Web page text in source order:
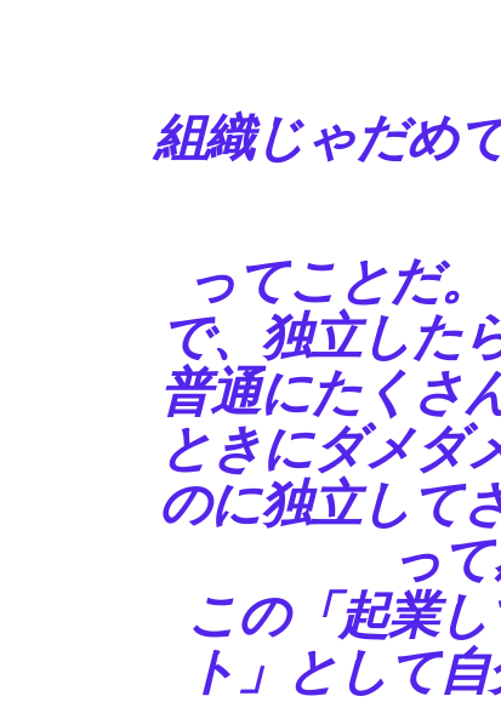
組織じゃだめ
ってことだ
で、独立した
普通にたくさ
ときにダメダ
のに独立して
っ
この「起業
ト」として